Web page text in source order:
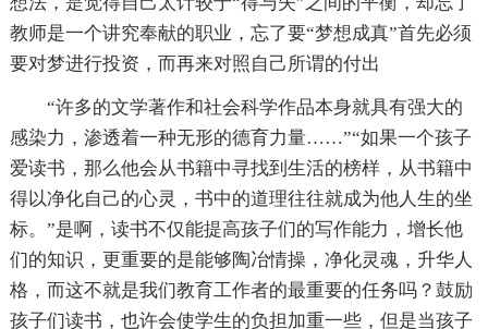
教师是一个讲究奉献的职业，忘了要“梦想成真”首先必须
要对梦进行投资，而再来对照自己所谓的付出
“许多的文学著作和社会科学作品本身就具有强大的
感染力，渗透着一种无形的德育力量……”“如果一个孩子
爱读书，那么他会从书籍中寻找到生活的榜样，从书籍中
得以净化自己的心灵，书中的道理往往就成为他人生的坐
标。”是啊，读书不仅能提高孩子们的写作能力，增长他
们的知识，更重要的是能够陶冶情操，净化灵魂，升华人
格，而这不就是我们教育工作者的最重要的任务吗？鼓励
孩子们读书，也许会使学生的负担加重一些，但是当孩子